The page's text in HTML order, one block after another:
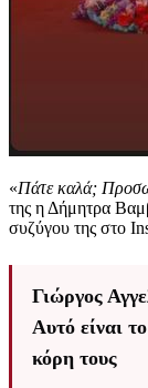
«Πάτε καλά;
της η Δήμητρα
συζύγου της στο
Γιώργος
Αυτό είναι
κόρη τους